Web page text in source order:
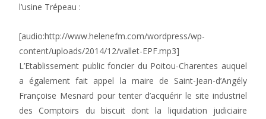
l’usine Trépeau :
[audio:http://www.helenefm.com/wordpress/wp-
content/uploads/2014/12/vallet-EPF.mp3]
L’Etablissement public foncier du Poitou-Charentes auquel
a également fait appel la maire de Saint-Jean-d’Angély
Françoise Mesnard pour tenter d’acquérir le site industriel
des Comptoirs du biscuit dont la liquidation judiciaire